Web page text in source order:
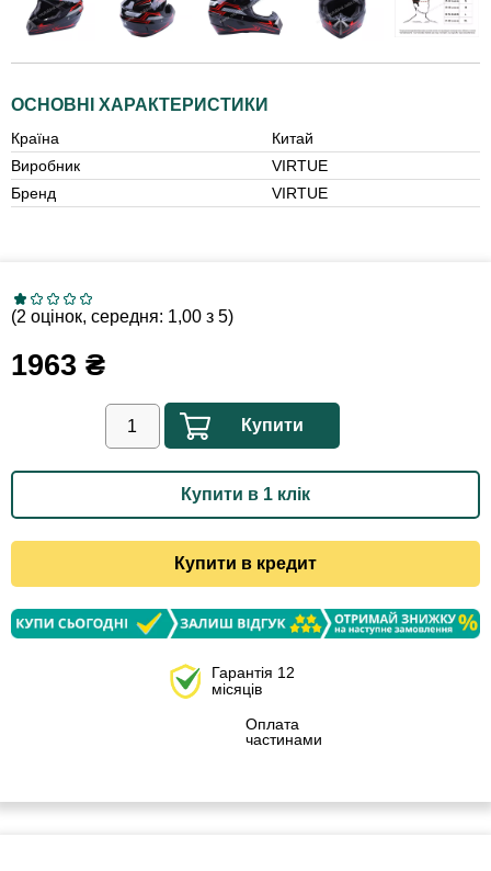
ОСНОВНІ ХАРАКТЕРИСТИКИ
Країна
Китай
Виробник
VIRTUE
Бренд
VIRTUE
(2 оцінок, середня: 1,00 з 5)
1963 ₴
Купити
Купити в 1 клік
Купити в кредит
Гарантія 12
місяців
Оплата
частинами